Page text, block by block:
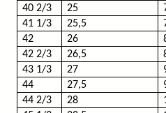
40 2/3
25
41 1/3
25,5
42
26
42 2/3
26,5
43 1/3
27
44
27,5
44 2/3
28